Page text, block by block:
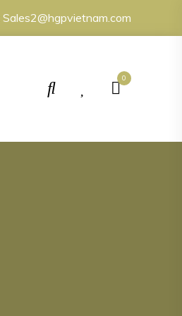
Sales2@hgpvietnam.com
0